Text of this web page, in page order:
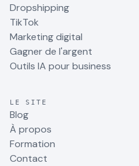
Dropshipping
TikTok
Marketing digital
Gagner de l'argent
Outils IA pour business
LE SITE
Blog
À propos
Formation
Contact